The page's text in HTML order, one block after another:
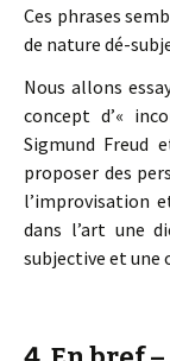
Ces phrases
de nature dé-
Nous allons
concept d’«
Sigmund Freud
proposer des
l’improvisation
dans l’art une
subjective et